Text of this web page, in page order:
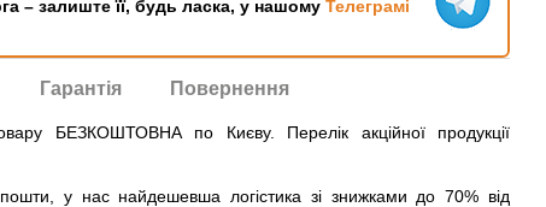
– залиште її, будь ласка, у нашому Телеграмі
Гарантія Повернення
БЕЗКОШТОВНА по Києву. Перелік акційної продукції
у нас найдешевша логістика зі знижками до 70% від